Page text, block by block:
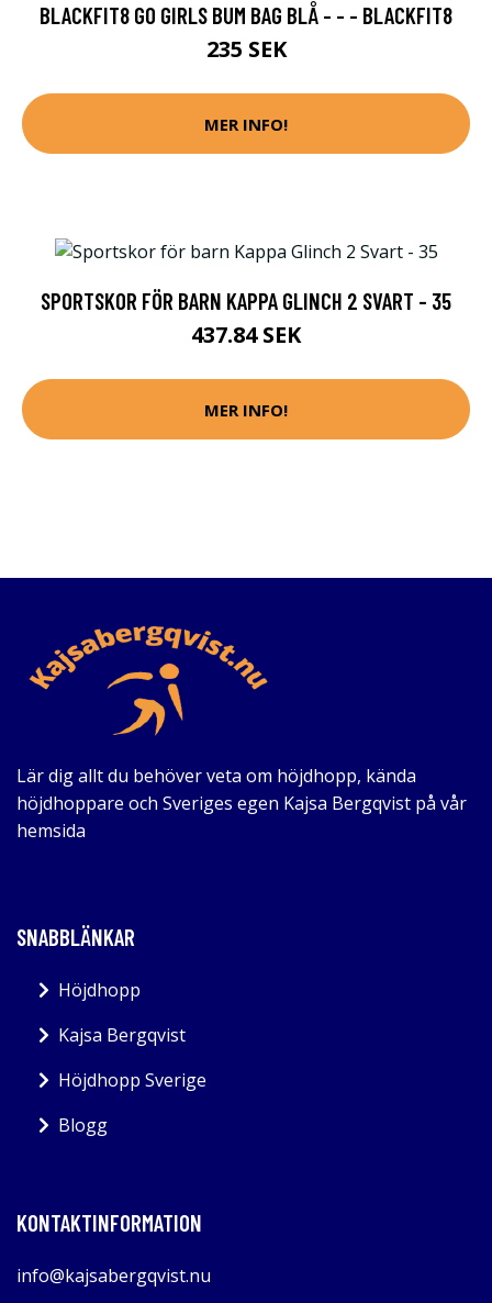
BLACKFIT8 GO GIRLS BUM BAG BLÅ - - - BLACKFIT8
235 SEK
MER INFO!
SPORTSKOR FÖR BARN KAPPA GLINCH 2 SVART - 35
437.84 SEK
MER INFO!
Lär dig allt du behöver veta om höjdhopp, kända
höjdhoppare och Sveriges egen Kajsa Bergqvist på vår
hemsida
SNABBLÄNKAR
Höjdhopp
Kajsa Bergqvist
Höjdhopp Sverige
Blogg
KONTAKTINFORMATION
info@kajsabergqvist.nu